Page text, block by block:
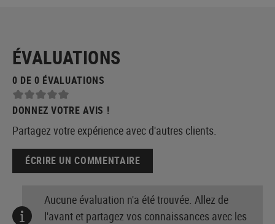
ÉVALUATIONS
0 DE 0 ÉVALUATIONS
DONNEZ VOTRE AVIS !
Partagez votre expérience avec d'autres clients.
ÉCRIRE UN COMMENTAIRE
Aucune évaluation n'a été trouvée. Allez de
l'avant et partagez vos connaissances avec les